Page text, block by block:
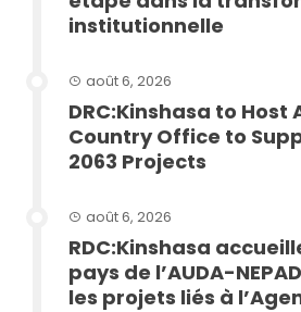
institutionnelle
août 6, 2026
DRC:Kinshasa to Host
Country Office to
2063 Projects
août 6, 2026
RDC:Kinshasa
pays de l’AUDA-
les projets liés à